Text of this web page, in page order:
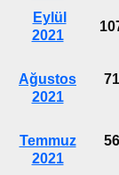
Eylül
2021
Ağustos
2021
71
Temmuz
2021
56